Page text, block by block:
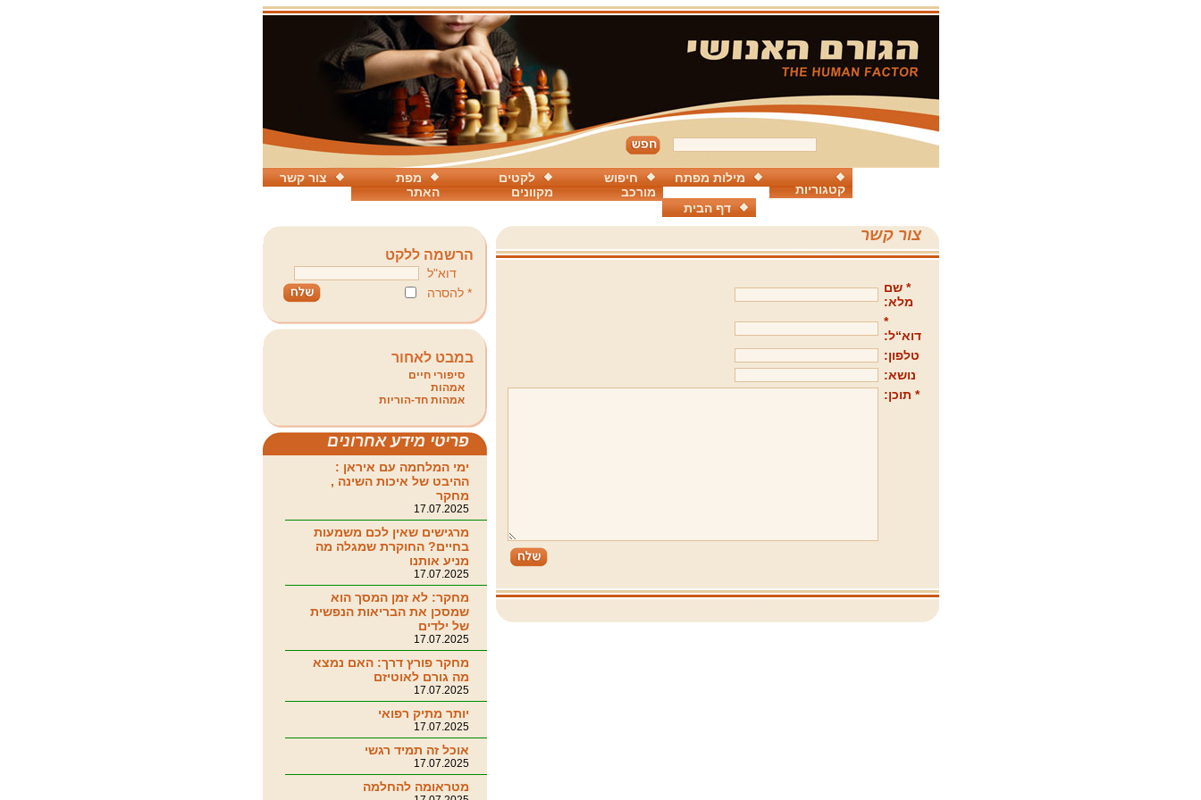
צור קשר
מפת
האתר
לקטים
מקוונים
חיפוש
מורכב
מילות מפתח
קטגוריות
דף הבית
צור קשר
* שם
מלא:
*
דוא“ל:
טלפון:
נושא:
* תוכן:
הרשמה ללקט
דוא"ל
* להסרה
במבט לאחור
סיפורי חיים
אמהות
אמהות חד-הוריות
פריטי מידע אחרונים
ימי המלחמה עם איראן :
ההיבט של איכות השינה ,
מחקר
17.07.2025
מרגישים שאין לכם משמעות
בחיים? החוקרת שמגלה מה
מניע אותנו
17.07.2025
מחקר: לא זמן המסך הוא
שמסכן את הבריאות הנפשית
של ילדים
17.07.2025
מחקר פורץ דרך: האם נמצא
מה גורם לאוטיזם
17.07.2025
יותר מתיק רפואי
17.07.2025
אוכל זה תמיד רגשי
17.07.2025
מטראומה להחלמה